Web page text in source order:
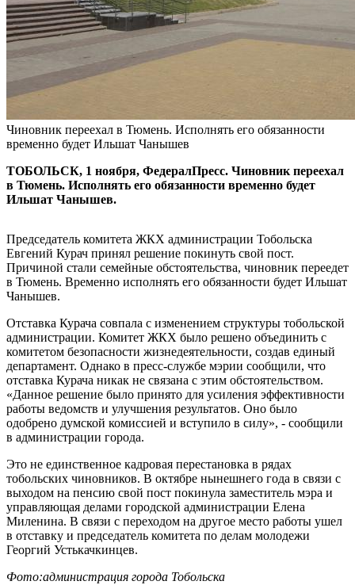
Чиновник переехал в Тюмень. Исполнять его обязанности
временно будет Ильшат Чанышев
ТОБОЛЬСК, 1 ноября, ФедералПресс. Чиновник переехал
в Тюмень. Исполнять его обязанности временно будет
Ильшат Чанышев.
Председатель комитета ЖКХ администрации Тобольска
Евгений Курач принял решение покинуть свой пост.
Причиной стали семейные обстоятельства, чиновник переедет
в Тюмень. Временно исполнять его обязанности будет Ильшат
Чанышев.
Отставка Курача совпала с изменением структуры тобольской
администрации. Комитет ЖКХ было решено объединить с
комитетом безопасности жизнедеятельности, создав единый
департамент. Однако в пресс-службе мэрии сообщили, что
отставка Курача никак не связана с этим обстоятельством.
«Данное решение было принято для усиления эффективности
работы ведомств и улучшения результатов. Оно было
одобрено думской комиссией и вступило в силу», - сообщили
в администрации города.
Это не единственное кадровая перестановка в рядах
тобольских чиновников. В октябре нынешнего года в связи с
выходом на пенсию свой пост покинула заместитель мэра и
управляющая делами городской администрации Елена
Миленина. В связи с переходом на другое место работы ушел
в отставку и председатель комитета по делам молодежи
Георгий Устькачкинцев.
Фото:администрация города Тобольска